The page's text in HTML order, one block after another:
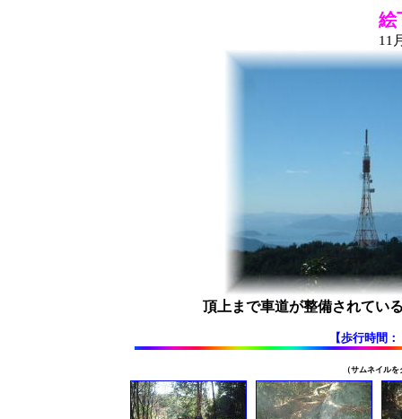
絵
11
頂上まで車道が整備されてい
【歩行時
（サムネイル